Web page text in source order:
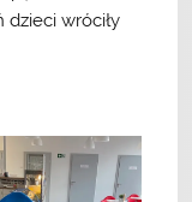
dzieci wróciły